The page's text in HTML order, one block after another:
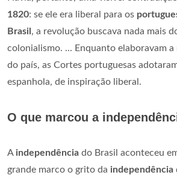
1820: se ele era liberal para os
Brasil, a revolução buscava nada mais
colonialismo. ... Enquanto elaboravam
do país, as Cortes portuguesas
espanhola, de inspiração liberal.
O que marcou a
A independência do Brasil aconteceu
grande marco o grito da independência